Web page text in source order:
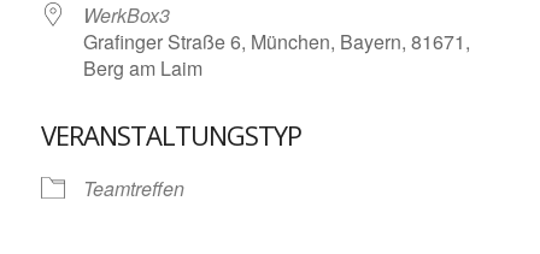
WerkBox3
Grafinger Straße 6, München, Bayern, 81671,
Berg am Laim
VERANSTALTUNGSTYP
Teamtreffen